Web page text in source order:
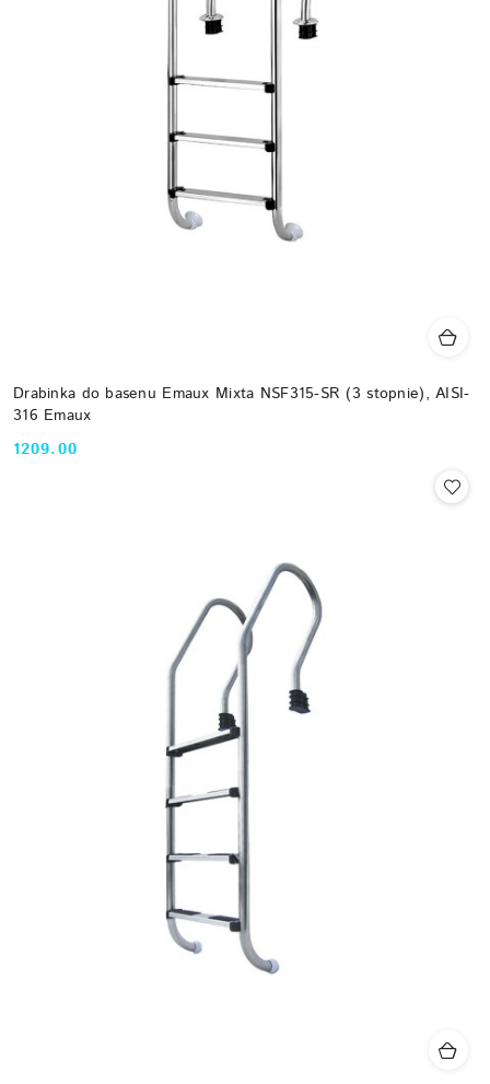
Drabinka do basenu Emaux Mixta NSF315-SR (3 stopnie), AISI-
316 Emaux
Cena:
1209.00